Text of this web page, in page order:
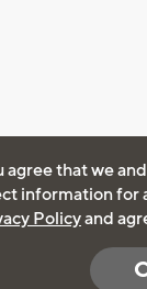
agree that we
information for
Policyand